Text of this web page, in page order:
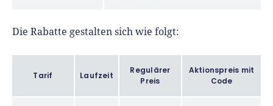
Die Rabatte gestalten sich wie folgt:
Tarif Laufzeit
Regulärer
Preis
Aktionspreis mit
Code